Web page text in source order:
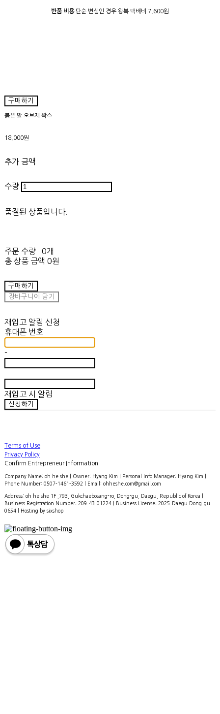
반품 비용단순 변심인 경우 왕복 택배비 7,600원
구매하기
붉은 말 오브제 왁스
18,000원
추가 금액
수량
품절된 상품입니다.
주문 수량
0개
총 상품 금액 0원
구매하기
장바구니에 담기
재입고 알림 신청
휴대폰 번호
-
-
재입고 시 알림
신청하기
Terms of Use
Privacy Policy
Confirm Entrepreneur Information
Company Name: oh he she | Owner: Hyang Kim | Personal Info Manager: Hyang Kim |
Phone Number: 0507-1461-3592 | Email: ohheshe.com@gmail.com
Address: oh he she 1F ,793, Gukchaebosang-ro, Dong-gu, Daegu, Republic of Korea |
Business Registration Number: 209-43-01224 | Business License: 2025-Daegu Dong-gu-
0654 | Hosting by sixshop